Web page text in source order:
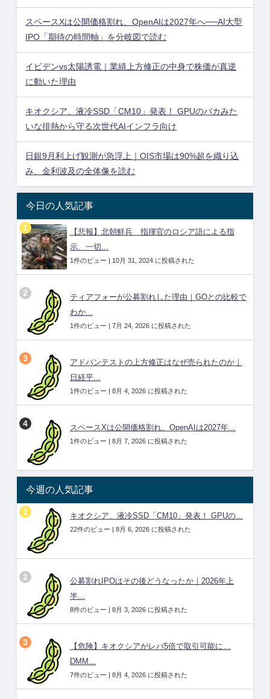
スペースXは公開価格割れ、OpenAIは2027年へ──AI大型
IPO「期待の時間軸」を分岐図で読む
イビデンvs太陽誘電｜業績上方修正の中身で株価が真逆
に動いた理由
キオクシア、液冷SSD「CM10」発表！ GPUのバカみた
いな排熱から守る次世代AIインフラ向け
日銀9月利上げ観測が急浮上｜OIS市場は90%超を織り込
み、金利波及の全体像を読む
今日の人気記事
【悲報】北朝鮮兵 指揮官のロシア語による指
示、一切...
1件のビュー | 10月 31, 2024 に投稿された
ティアフォーが公募割れした理由｜GOとの比較で
わか...
1件のビュー | 7月 24, 2026 に投稿された
アドバンテストの上方修正はなぜ売られたのか｜
日経平...
1件のビュー | 8月 4, 2026 に投稿された
スペースXは公開価格割れ、OpenAIは2027年...
1件のビュー | 8月 7, 2026 に投稿された
今週の人気記事
キオクシア、液冷SSD「CM10」発表！ GPUの...
22件のビュー | 8月 6, 2026 に投稿された
公募割れIPOはその後どうなったか｜2026年上
半...
8件のビュー | 8月 3, 2026 に投稿された
【危険】キオクシアがレバ5倍で取引可能に…
DMM...
7件のビュー | 8月 4, 2026 に投稿された